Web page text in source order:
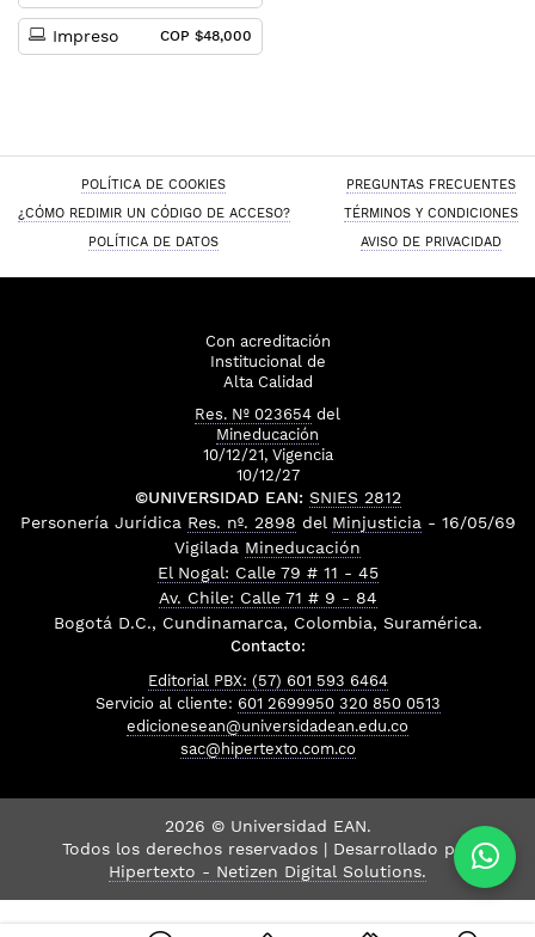
Impreso COP $48,000
POLÍTICA DE COOKIES
PREGUNTAS FRECUENTES
¿CÓMO REDIMIR UN CÓDIGO DE ACCESO?
TÉRMINOS Y CONDICIONES
POLÍTICA DE DATOS
AVISO DE PRIVACIDAD
Con acreditación
Institucional de
Alta Calidad
Res. Nº 023654 del
Mineducación
10/12/21, Vigencia
10/12/27
©UNIVERSIDAD EAN: SNIES 2812
Personería Jurídica Res. nº. 2898 del Minjusticia - 16/05/69
Vigilada Mineducación
El Nogal: Calle 79 # 11 - 45
Av. Chile: Calle 71 # 9 - 84
Bogotá D.C., Cundinamarca, Colombia, Suramérica.
Contacto:
Editorial PBX: (57) 601 593 6464
Servicio al cliente: 601 2699950 320 850 0513
edicionesean@universidadean.edu.co
sac@hipertexto.com.co
2026 © Universidad EAN.
Todos los derechos reservados | Desarrollado por
Hipertexto - Netizen Digital Solutions.